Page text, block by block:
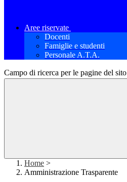
Aree riservate
Docenti
Famiglie e studenti
Personale A.T.A.
Campo di ricerca per le pagine del sito
Home >
Amministrazione Trasparente